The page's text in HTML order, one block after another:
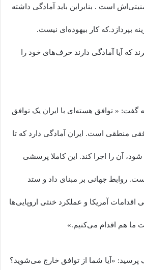
است . بنابراین باید آمادگی داشته
بپردازد.که کار بیهوده‌ای نیست.
که آیا آمادگی دارند حرف‌های خود را
گفت: « توافق هسته‌ای با ایران یک توافق
منطقی است. ایران آمادگی دارد که تا
آن را اجرا کند. این کاملا پرسشی
روابط جهانی بر مبنای داد و ستد
اقدامات آمریکا و عملکرد خنثی اروپایی‌ها
ما هم اقدام می‌کنیم.»
پرسید: «آیا شما از توافق خارج می‌شوید؟